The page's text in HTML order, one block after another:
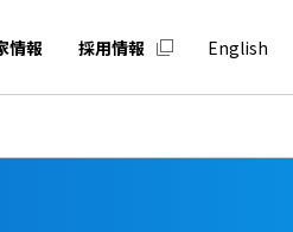
情報 採用情報 English